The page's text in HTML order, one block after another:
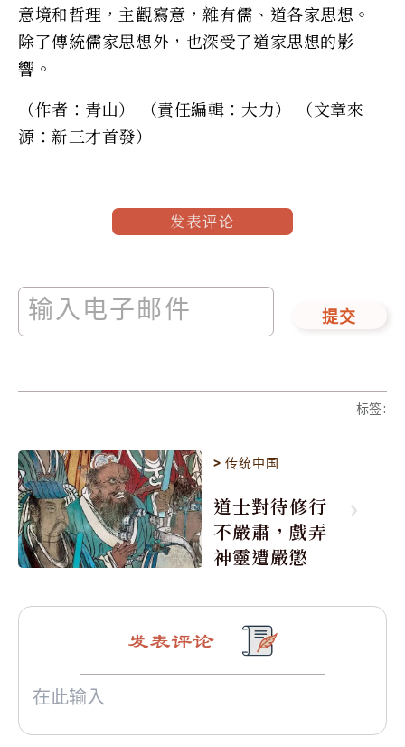
意境和哲理，主觀寫意，雜有儒、道各家思想。
除了傳統儒家思想外，也深受了道家思想的影
響。
（作者：青山） （責任編輯：大力） （文章來
源：新三才首發）
发表评论
提交
标签:
>传统中国
道士對待修行
不嚴肅，戲弄
神靈遭嚴懲
发表评论